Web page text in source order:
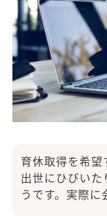
育休取得を希
出世にひびい
うです。実際に